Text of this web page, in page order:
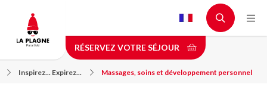
contenu
principal
RÉSERVEZ VOTRE SÉJOUR
Inspirez... Expirez... Massages, soins et développement personnel